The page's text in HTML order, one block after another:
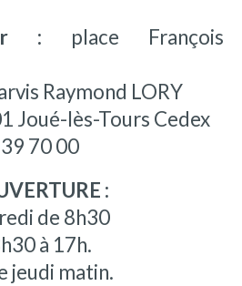
: place François
Raymond LORY
Joué-lès-Tours Cedex
70 00
:
de 8h30
à 17h.
jeudi matin.